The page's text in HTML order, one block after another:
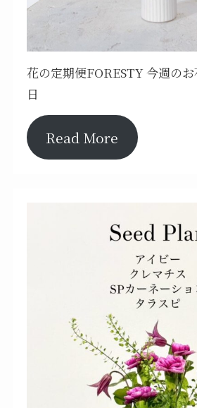
花の定期便FORESTY 今週の
日
Read More